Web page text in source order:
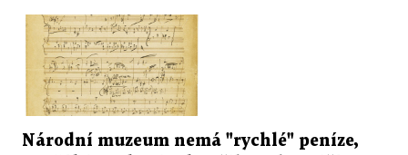
Národní muzeum nemá "rychlé" peníze,